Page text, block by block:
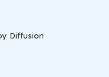
Diffusion